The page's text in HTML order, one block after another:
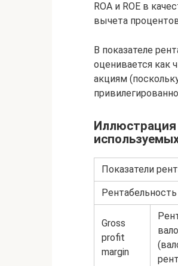
ROA и ROE в
вычета
В показателе
оценивается как
акциям
Иллюстрация
Показатели
Gross
profit
margin